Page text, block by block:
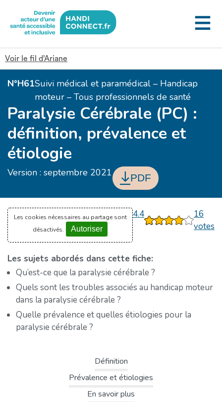
Voir le fil d’Ariane
N°H61Suivi médical et paramédical – Handicap
moteur – Tous professionnels de santé
Paralysie Cérébrale (PC) :
définition, prévalence et
étiologie
Version : septembre 2021 PDF
Les cookies nécessaires au partage sont
désactivés.
Autoriser
4.4
1
2
3
4
5
16
votes
Les sujets abordés dans cette fiche:
Qu’est-ce que la paralysie cérébrale ?
Quels sont les troubles associés au handicap moteur
dans la paralysie cérébrale ?
Quelle prévalence et quelles étiologies pour la
paralysie cérébrale ?
Définition
Prévalence et étiologies
En savoir plus